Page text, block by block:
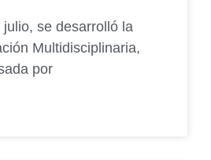
se desarrolló la
Multidisciplinaria,
por